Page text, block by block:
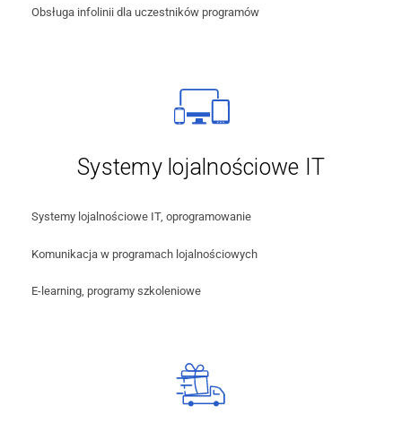
Obsługa infolinii dla uczestników programów
Systemy lojalnościowe IT
Systemy lojalnościowe IT, oprogramowanie
Komunikacja w programach lojalnościowych
E-learning, programy szkoleniowe